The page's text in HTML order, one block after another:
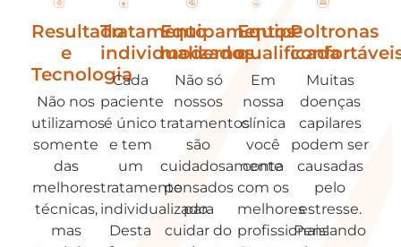
Resultado
e
Tecnologia
Não nos
utilizamos
somente
das
melhores
técnicas,
mas
Tratamento
individualizado​
Cada
paciente
é único
e tem
um
tratamento
individualizado.
Desta
Equipamentos
modernos
Não só
nossos
tratamentos
são
cuidadosamente
pensados
para
cuidar do
Equipe
qualificada
Em
nossa
clínica
você
conta
com os
melhores
profissionais!
Poltronas
Muitas
doenças
capilares
podem ser
causadas
pelo
estresse.
Pensando